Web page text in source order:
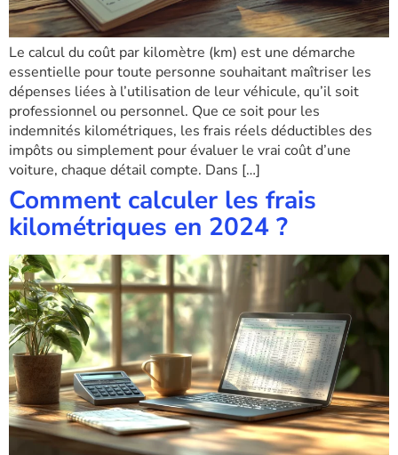
Le calcul du coût par kilomètre (km) est une démarche
essentielle pour toute personne souhaitant maîtriser les
dépenses liées à l’utilisation de leur véhicule, qu’il soit
professionnel ou personnel. Que ce soit pour les
indemnités kilométriques, les frais réels déductibles des
impôts ou simplement pour évaluer le vrai coût d’une
voiture, chaque détail compte. Dans […]
Comment calculer les frais
kilométriques en 2024 ?